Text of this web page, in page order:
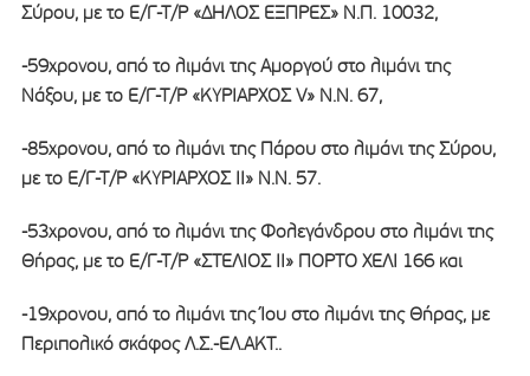
Σύρου, με το Ε/Γ-Τ/Ρ «ΔΗΛΟΣ ΕΞΠΡΕΣ» Ν.Π. 10032,
-59χρονου, από το λιμάνι της Αμοργού στο λιμάνι της
Νάξου, με το Ε/Γ-Τ/Ρ «ΚΥΡΙΑΡΧΟΣ V» Ν.Ν. 67,
-85χρονου, από το λιμάνι της Πάρου στο λιμάνι της Σύρου,
με το Ε/Γ-Τ/Ρ «ΚΥΡΙΑΡΧΟΣ ΙΙ» Ν.Ν. 57.
-53χρονου, από το λιμάνι της Φολεγάνδρου στο λιμάνι της
Θήρας, με το Ε/Γ-Τ/Ρ «ΣΤΕΛΙΟΣ ΙΙ» ΠΟΡΤΟ ΧΕΛΙ 166 και
-19χρονου, από το λιμάνι της Ίου στο λιμάνι της Θήρας, με
Περιπολικό σκάφος Λ.Σ.-ΕΛ.ΑΚΤ..